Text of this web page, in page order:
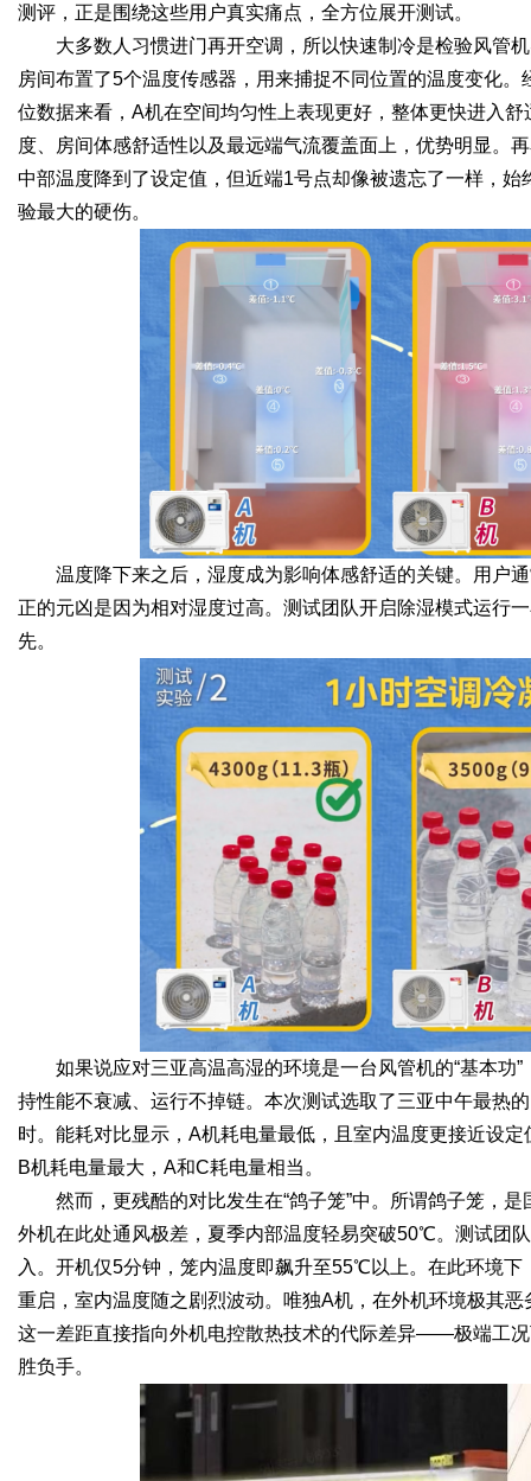
测评，正是围绕这些用户真实痛点，全方位展开测试。
大多数人习惯进门再开空调，所以快速制冷是检验风管
房间布置了5个温度传感器，用来捕捉不同位置的温度变化
位数据来看，A机在空间均匀性上表现更好，整体更快进入
度、房间体感舒适性以及最远端气流覆盖面上，优势明显。
中部温度降到了设定值，但近端1号点却像被遗忘了一样，
验最大的硬伤。
温度降下来之后，湿度成为影响体感舒适的关键。用户
正的元凶是因为相对湿度过高。测试团队开启除湿模式运行
先。
如果说应对三亚高温高湿的环境是一台风管机的“基本功
持性能不衰减、运行不掉链。本次测试选取了三亚中午最
时。能耗对比显示，A机耗电量最低，且室内温度更接近设
B机耗电量最大，A和C耗电量相当。
然而，更残酷的对比发生在“鸽子笼”中。所谓鸽子笼，
外机在此处通风极差，夏季内部温度轻易突破50℃。测试团
入。开机仅5分钟，笼内温度即飙升至55℃以上。在此环境
重启，室内温度随之剧烈波动。唯独A机，在外机环境极其
这一差距直接指向外机电控散热技术的代际差异——极端工
胜负手。